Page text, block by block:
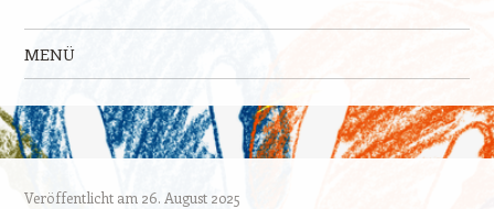
MENÜ
Veröffentlicht am 26. August 2025